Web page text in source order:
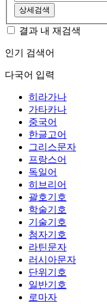
상세검색
결과 내 재검색
인기 검색어
다국어 입력
히라가나
가타카나
중국어
한글고어
그리스문자
프랑스어
독일어
히브리어
괄호기호
학술기호
기술기호
첨자기호
라틴문자
러시아문자
단위기호
일반기호
로마자